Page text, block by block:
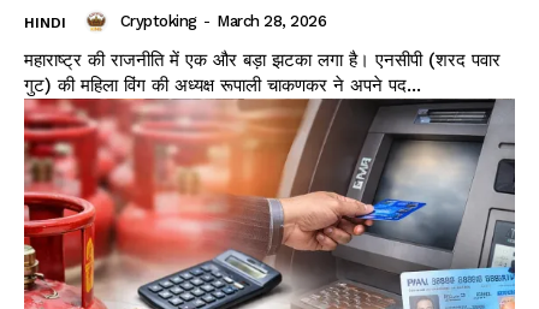
HINDI Cryptoking - March 28, 2026
महाराष्ट्र की राजनीति में एक और बड़ा झटका लगा है। एनसीपी (शरद पवार
गुट) की महिला विंग की अध्यक्ष रूपाली चाकणकर ने अपने पद...